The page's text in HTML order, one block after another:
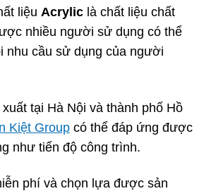
liệu Acrylic là chất liệu chất
nhiều người sử dụng có thể
nhu cầu sử dụng của người
tại Hà Nội và thành phố Hồ
Kiệt Group có thể đáp ứng được
như tiến độ công trình.
phí và chọn lựa được sản